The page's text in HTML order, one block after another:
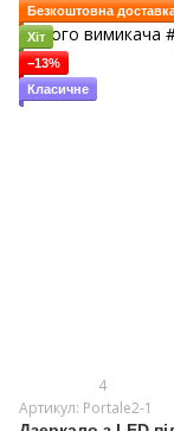
Безкоштовна
Хіт
−13%
Класичне
4
Артикул: Portale2-1